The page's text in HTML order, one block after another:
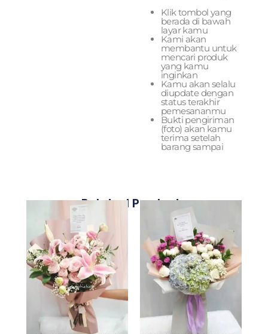
Klik tombol yang
berada di bawah
layar kamu
Kami akan
membantu untuk
mencari produk
yang kamu
inginkan
Kamu akan selalu
diupdate dengan
status terakhir
pemesananmu
Bukti pengiriman
(foto) akan kamu
terima setelah
barang sampai
Related Products